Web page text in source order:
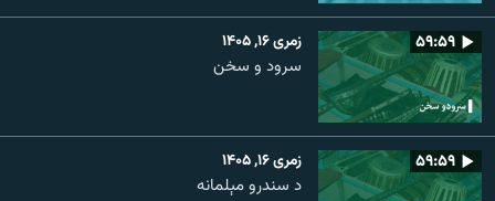
۵۹:۵۹ زمری ۱۶, ۱۴۰۵
سرود و سخن
۵۹:۵۹ زمری ۱۶, ۱۴۰۵
د سندرو مېلمانه